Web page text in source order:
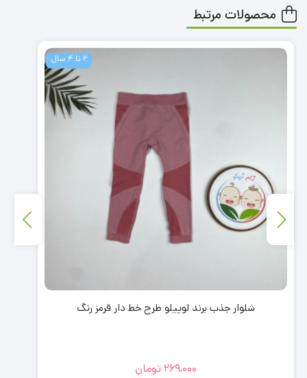
محصولات مرتبط
2 تا 4 سال
شلوار جذب برند لوپیلو طرح خط دار قرمز رنگ
269,000 تومان